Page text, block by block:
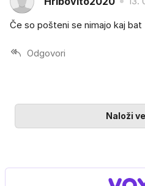
Če so pošteni se nimajo kaj bat
Odgovori
Naloži